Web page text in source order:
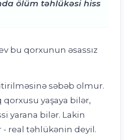
ölüm təhlükəsi hiss
bu qorxunun əsassız
səbəb olmur.
yaşaya bilər,
yarana bilər. Lakin
- real təhlükənin deyil.